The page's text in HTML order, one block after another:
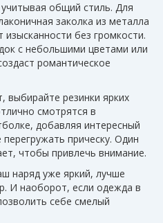
общий стиль. Для
заколка из металла
без громкости.
с небольшими цветами или
романтическое
выбирайте резинки ярких
смотрятся в
добавляя интересный
прическу. Один
чтобы привлечь внимание.
наряд уже яркий, лучше
И наоборот, если одежда в
себе смелый